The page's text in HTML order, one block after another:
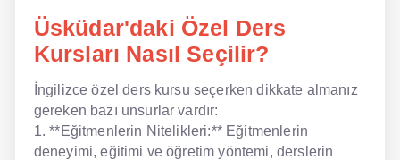
Üsküdar'daki Özel Ders
Kursları Nasıl Seçilir?
İngilizce özel ders kursu seçerken dikkate almanız
gereken bazı unsurlar vardır:
1. **Eğitmenlerin Nitelikleri:** Eğitmenlerin
deneyimi, eğitimi ve öğretim yöntemi, derslerin